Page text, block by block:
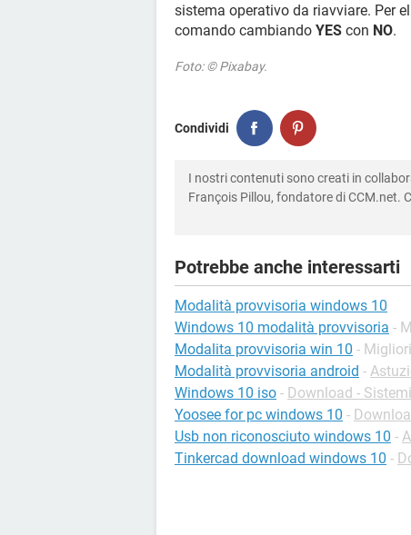
sistema operativo da riavviare. Per
comando cambiando YES con NO.
Foto: © Pixabay.
Condividi
I nostri contenuti sono creati in
François Pillou, fondatore di CCM.net.
Potrebbe anche interessarti
Modalità provvisoria windows 10
Windows 10 modalità provvisoria -
Modalita provvisoria win 10 -
Modalità provvisoria android -
Windows 10 iso - Download -
Yoosee for pc windows 10 -
Usb non riconosciuto windows 10 -
Tinkercad download windows 10 -